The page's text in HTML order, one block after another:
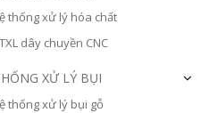
thống xử lý hóa chất
dây chuyền CNC
XỬ LÝ BỤI
thống xử lý bụi gỗ